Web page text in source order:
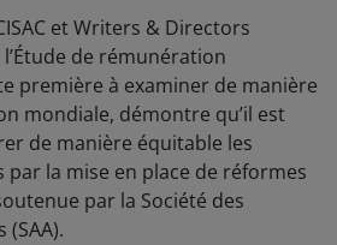
et Writers & Directors
l’Étude de rémunération
première à examiner de manière
mondiale, démontre qu’il est
de manière équitable les
la mise en place de réformes
par la Société des
.